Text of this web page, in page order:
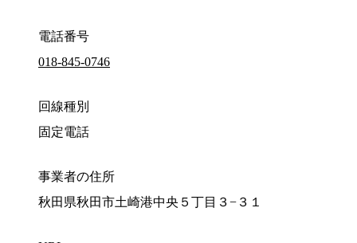
電話番号
018-845-0746
回線種別
固定電話
事業者の住所
秋田県秋田市土崎港中央５丁目３−３１